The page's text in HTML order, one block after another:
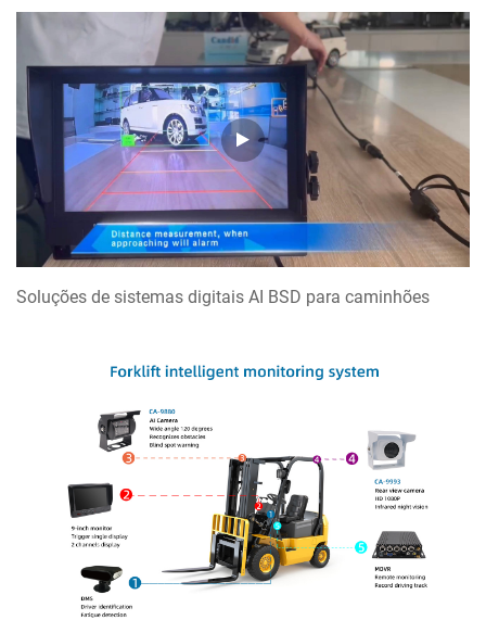
Soluções de sistemas digitais AI BSD para caminhões